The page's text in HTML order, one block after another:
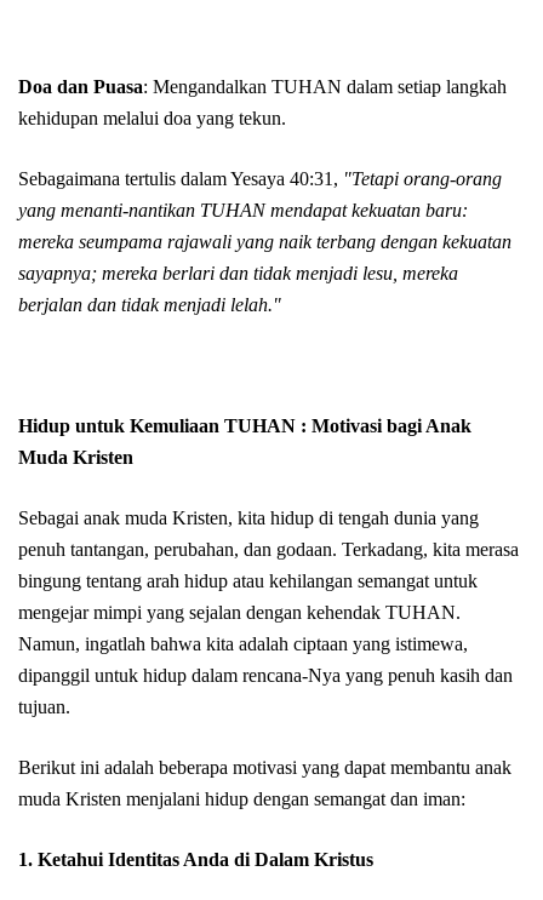
Doa dan Puasa: Mengandalkan TUHAN dalam setiap langkah
kehidupan melalui doa yang tekun.
Sebagaimana tertulis dalam Yesaya 40:31, "Tetapi orang-orang
yang menanti-nantikan TUHAN mendapat kekuatan baru:
mereka seumpama rajawali yang naik terbang dengan kekuatan
sayapnya; mereka berlari dan tidak menjadi lesu, mereka
berjalan dan tidak menjadi lelah."
Hidup untuk Kemuliaan TUHAN : Motivasi bagi Anak
Muda Kristen
Sebagai anak muda Kristen, kita hidup di tengah dunia yang
penuh tantangan, perubahan, dan godaan. Terkadang, kita merasa
bingung tentang arah hidup atau kehilangan semangat untuk
mengejar mimpi yang sejalan dengan kehendak TUHAN.
Namun, ingatlah bahwa kita adalah ciptaan yang istimewa,
dipanggil untuk hidup dalam rencana-Nya yang penuh kasih dan
tujuan.
Berikut ini adalah beberapa motivasi yang dapat membantu anak
muda Kristen menjalani hidup dengan semangat dan iman:
1. Ketahui Identitas Anda di Dalam Kristus